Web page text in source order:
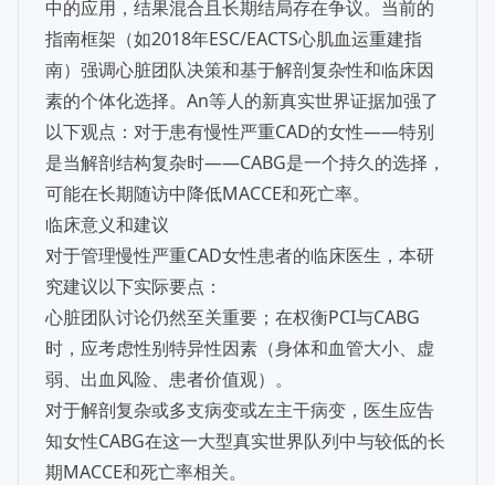
中的应用，结果混合且长期结局存在争议。当前的
指南框架（如2018年ESC/EACTS心肌血运重建指
南）强调心脏团队决策和基于解剖复杂性和临床因
素的个体化选择。An等人的新真实世界证据加强了
以下观点：对于患有慢性严重CAD的女性——特别
是当解剖结构复杂时——CABG是一个持久的选择，
可能在长期随访中降低MACCE和死亡率。
临床意义和建议
对于管理慢性严重CAD女性患者的临床医生，本研
究建议以下实际要点：
心脏团队讨论仍然至关重要；在权衡PCI与CABG
时，应考虑性别特异性因素（身体和血管大小、虚
弱、出血风险、患者价值观）。
对于解剖复杂或多支病变或左主干病变，医生应告
知女性CABG在这一大型真实世界队列中与较低的长
期MACCE和死亡率相关。